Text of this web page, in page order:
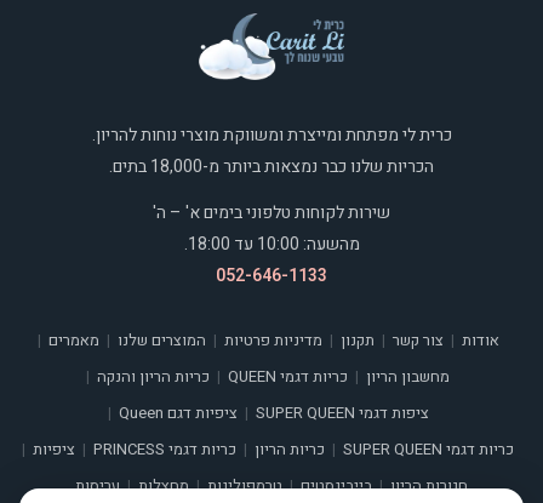
כרית לי מפתחת ומייצרת ומשווקת מוצרי נוחות להריון.
הכריות שלנו כבר נמצאות ביותר מ-18,000 בתים.
שירות לקוחות טלפוני בימים א' – ה'
מהשעה: 10:00 עד 18:00.
052-646-1133
אודות | צור קשר | תקנון | מדיניות פרטיות | המוצרים שלנו | מאמרים |
מחשבון הריון | כריות דגמי QUEEN | כריות הריון והנקה |
ציפות דגמי SUPER QUEEN | ציפיות דגם Queen |
כריות דגמי SUPER QUEEN | כריות הריון | כריות דגמי PRINCESS | ציפיות |
חגורות הריון | בייבינסטים | טרמפולינות | מחצלות | עריסות